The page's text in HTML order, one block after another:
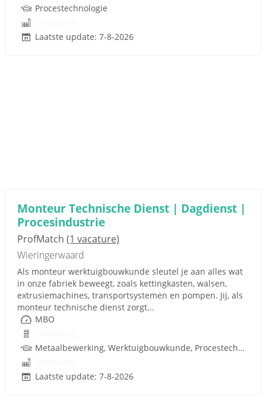
Procestechnologie
Laatste update: 7-8-2026
Monteur Technische Dienst | Dagdienst |
Procesindustrie
ProfMatch (1 vacature)
Wieringerwaard
Als monteur werktuigbouwkunde sleutel je aan alles wat
in onze fabriek beweegt, zoals kettingkasten, walsen,
extrusiemachines, transportsystemen en pompen. Jij, als
monteur technische dienst zorgt...
MBO
Metaalbewerking, Werktuigbouwkunde, Procestechnologie, Techniek
Laatste update: 7-8-2026